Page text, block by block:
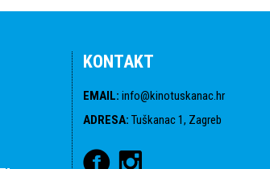
KONTAKT
EMAIL: info@kinotuskanac.hr
ADRESA: Tuškanac 1, Zagreb